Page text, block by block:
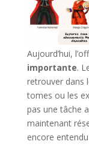
Aujourd’hui,
importante.
retrouver dans
tomes ou les
pas une tâche
maintenant
encore